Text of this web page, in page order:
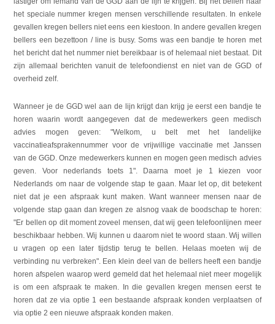
het speciale nummer kregen mensen verschillende resultaten. In enkele
gevallen kregen bellers niet eens een kiestoon. In andere gevallen kregen
bellers een bezettoon / line is busy. Soms was een bandje te horen met
het bericht dat het nummer niet bereikbaar is of helemaal niet bestaat. Dit
zijn allemaal berichten vanuit de telefoondienst en niet van de GGD of
overheid zelf.
Wanneer je de GGD wel aan de lijn krijgt dan krijg je eerst een bandje te
horen waarin wordt aangegeven dat de medewerkers geen medisch
advies mogen geven: "Welkom, u belt met het landelijke
vaccinatieafsprakennummer voor de vrijwillige vaccinatie met Janssen
van de GGD. Onze medewerkers kunnen en mogen geen medisch advies
geven. Voor nederlands toets 1". Daarna moet je 1 kiezen voor
Nederlands om naar de volgende stap te gaan. Maar let op, dit betekent
niet dat je een afspraak kunt maken. Want wanneer mensen naar de
volgende stap gaan dan kregen ze alsnog vaak de boodschap te horen:
"Er bellen op dit moment zoveel mensen, dat wij geen telefoonlijnen meer
beschikbaar hebben. Wij kunnen u daarom niet te woord staan. Wij willen
u vragen op een later tijdstip terug te bellen. Helaas moeten wij de
verbinding nu verbreken". Een klein deel van de bellers heeft een bandje
horen afspelen waarop werd gemeld dat het helemaal niet meer mogelijk
is om een afspraak te maken. In die gevallen kregen mensen eerst te
horen dat ze via optie 1 een bestaande afspraak konden verplaatsen of
via optie 2 een nieuwe afspraak konden maken.